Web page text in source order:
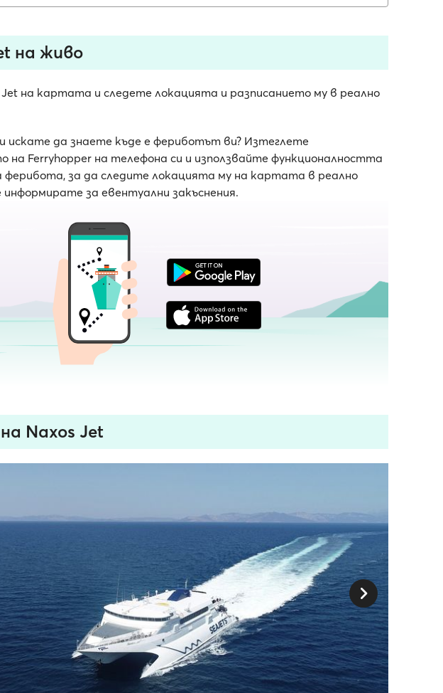
на живо
на картата и следете локацията и разписанието му в реално
искате да знаете къде е фериботът ви? Изтеглете
на Ferryhopper на телефона си и използвайте функционалността
ферибота, за да следите локацията му на картата в реално
информирате за евентуални закъснения.
Naxos Jet